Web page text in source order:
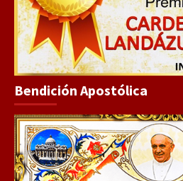
Bendición Apostólica